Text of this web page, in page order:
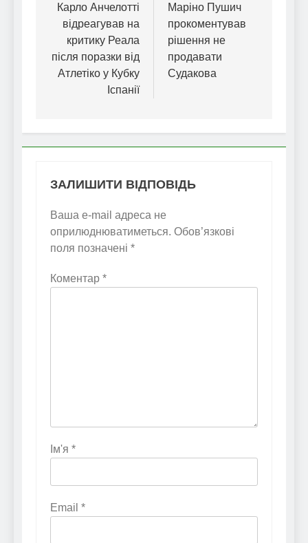
записів
Карло Анчелотті
відреагував на
критику Реала
після поразки від
Атлетіко у Кубку
Іспанії
Маріно Пушич
прокоментував
рішення не
продавати
Судакова
ЗАЛИШИТИ ВІДПОВІДЬ
Ваша e-mail адреса не
оприлюднюватиметься. Обов’язкові
поля позначені *
Коментар *
Ім'я *
Email *